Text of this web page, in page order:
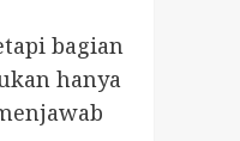
bagian
hanya